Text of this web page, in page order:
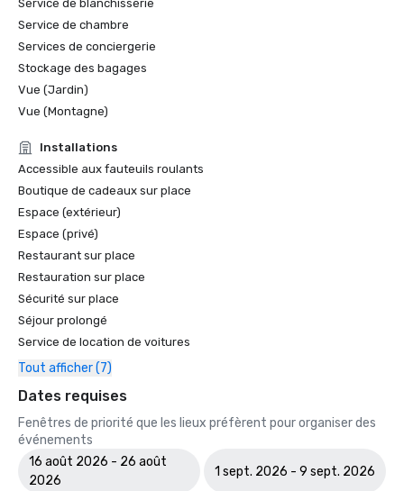
Service de blanchisserie
Service de chambre
Services de conciergerie
Stockage des bagages
Vue (Jardin)
Vue (Montagne)
Installations
Accessible aux fauteuils roulants
Boutique de cadeaux sur place
Espace (extérieur)
Espace (privé)
Restaurant sur place
Restauration sur place
Sécurité sur place
Séjour prolongé
Service de location de voitures
Tout afficher (7)
Dates requises
Fenêtres de priorité que les lieux préfèrent pour organiser des
événements
16 août 2026 - 26 août
2026
1 sept. 2026 - 9 sept. 2026